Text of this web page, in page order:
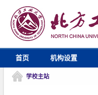
首页 机构设置
学校主站